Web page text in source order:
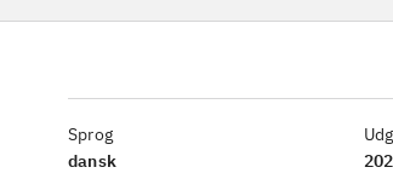
Sprog
dansk